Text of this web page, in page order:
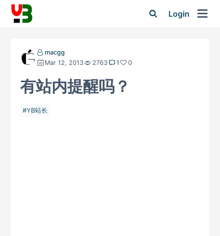
Login
macgg
Mar 12, 2013
2763 1 0
有站内提醒吗？
YB站长